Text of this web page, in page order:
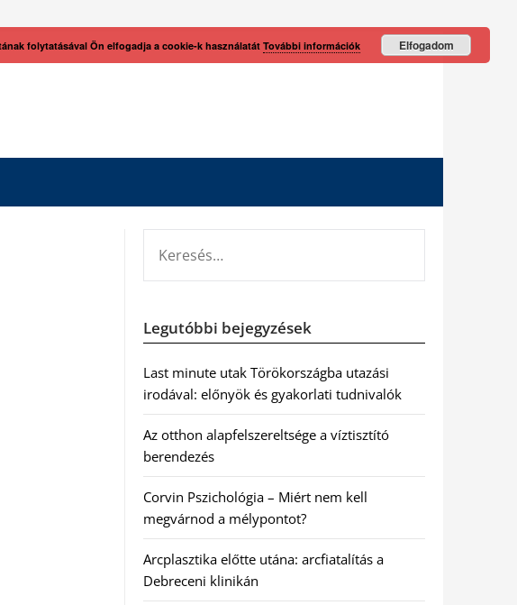
Legutóbbi bejegyzések
Last minute utak Törökországba utazási
irodával: előnyök és gyakorlati tudnivalók
Az otthon alapfelszereltsége a víztisztító
berendezés
Corvin Pszichológia – Miért nem kell
megvárnod a mélypontot?
Arcplasztika előtte utána: arcfiatalítás a
Debreceni klinikán
folytatásával Ön elfogadja a cookie-k használatát További információk Elfogadom